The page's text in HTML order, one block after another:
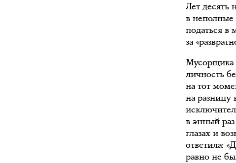
Лет десять
в неполные
податься в
за
Мусорщика
личность
на тот
на разницу
в энный
глазах и
ответила:
равно не